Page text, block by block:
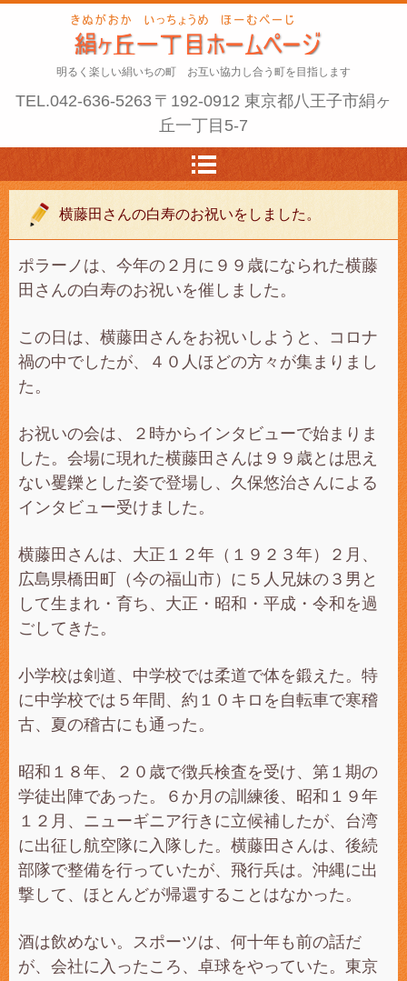
明るく楽しい絹いちの町 お互い協力し合う町を目指します
TEL.042-636-5263 〒192-0912 東京都八王子市絹ヶ
丘一丁目5-7
横藤田さんの白寿のお祝いをしました。
ポラーノは、今年の２月に９９歳になられた横藤
田さんの白寿のお祝いを催しました。
この日は、横藤田さんをお祝いしようと、コロナ
禍の中でしたが、４０人ほどの方々が集まりまし
た。
お祝いの会は、２時からインタビューで始まりま
した。会場に現れた横藤田さんは９９歳とは思え
ない矍鑠とした姿で登場し、久保悠治さんによる
インタビュー受けました。
横藤田さんは、大正１２年（１９２３年）２月、
広島県橋田町（今の福山市）に５人兄妹の３男と
して生まれ・育ち、大正・昭和・平成・令和を過
ごしてきた。
小学校は剣道、中学校では柔道で体を鍛えた。特
に中学校では５年間、約１０キロを自転車で寒稽
古、夏の稽古にも通った。
昭和１８年、２０歳で徴兵検査を受け、第１期の
学徒出陣であった。６か月の訓練後、昭和１９年
１２月、ニューギニア行きに立候補したが、台湾
に出征し航空隊に入隊した。横藤田さんは、後続
部隊で整備を行っていたが、飛行兵は。沖縄に出
撃して、ほとんどが帰還することはなかった。
酒は飲めない。スポーツは、何十年も前の話だ
が、会社に入ったころ、卓球をやっていた。東京